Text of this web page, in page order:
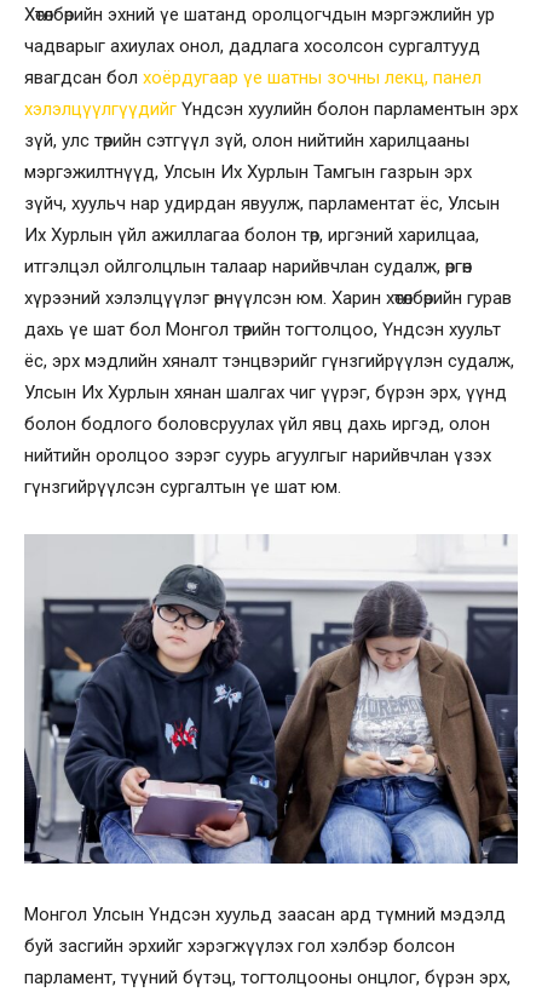
Хөтөлбөрийн эхний үе шатанд оролцогчдын мэргэжлийн ур
чадварыг ахиулах онол, дадлага хосолсон сургалтууд
явагдсан бол хоёрдугаар үе шатны зочны лекц, панел
хэлэлцүүлгүүдийг Үндсэн хуулийн болон парламентын эрх
зүй, улс төрийн сэтгүүл зүй, олон нийтийн харилцааны
мэргэжилтнүүд, Улсын Их Хурлын Тамгын газрын эрх
зүйч, хуульч нар удирдан явуулж, парламентат ёс, Улсын
Их Хурлын үйл ажиллагаа болон төр, иргэний харилцаа,
итгэлцэл ойлголцлын талаар нарийвчлан судалж, өргөн
хүрээний хэлэлцүүлэг өрнүүлсэн юм. Харин хөтөлбөрийн гурав
дахь үе шат бол Монгол төрийн тогтолцоо, Үндсэн хуульт
ёс, эрх мэдлийн хяналт тэнцвэрийг гүнзгийрүүлэн судалж,
Улсын Их Хурлын хянан шалгах чиг үүрэг, бүрэн эрх, үүнд
болон бодлого боловсруулах үйл явц дахь иргэд, олон
нийтийн оролцоо зэрэг суурь агуулгыг нарийвчлан үзэх
гүнзгийрүүлсэн сургалтын үе шат юм.
Монгол Улсын Үндсэн хуульд заасан ард түмний мэдэлд
буй засгийн эрхийг хэрэгжүүлэх гол хэлбэр болсон
парламент, түүний бүтэц, тогтолцооны онцлог, бүрэн эрх,